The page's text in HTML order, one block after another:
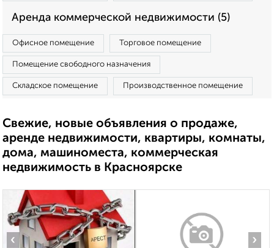
Аренда коммерческой недвижимости (5)
Офисное помещение Торговое помещение
Помещение свободного назначения
Складское помещение Производственное помещение
Свежие, новые объявления о продаже,
аренде недвижимости, квартиры, комнаты,
дома, машиноместа, коммерческая
недвижимость в Красноярске
‹ ›